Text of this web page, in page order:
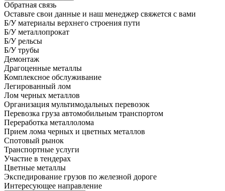
Обратная связь
Оставьте свои данные и наш менеджер свяжется с вами
Б/У материалы верхнего строения пути
Б/У металлопрокат
Б/У рельсы
Б/У трубы
Демонтаж
Драгоценные металлы
Комплексное обслуживание
Легированный лом
Лом черных металлов
Организация мультимодальных перевозок
Перевозка груза автомобильным транспортом
Переработка металлолома
Прием лома черных и цветных металлов
Спотовый рынок
Транспортные услуги
Участие в тендерах
Цветные металлы
Экспедирование грузов по железной дороге
Интересующее направление